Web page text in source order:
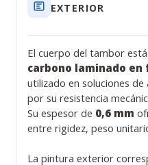
EXTERIOR
El cuerpo del tambor
carbono laminado en
utilizado en soluciones
por su resistencia
Su espesor de 0,6 mm
entre rigidez, peso
La pintura exterior